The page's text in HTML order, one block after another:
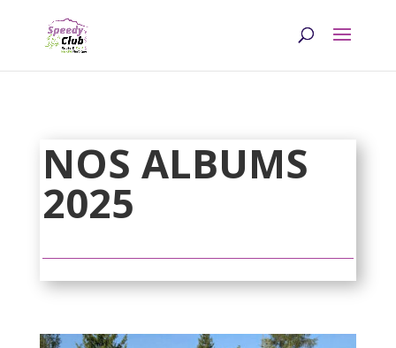
NOS ALBUMS
2025